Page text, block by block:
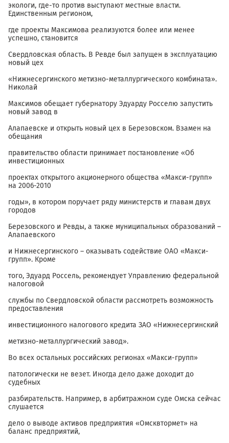
экологи, где-то против выступают местные власти.
Единственным регионом,
где проекты Максимова реализуются более или менее
успешно, становится
Свердловская область. В Ревде был запущен в эксплуатацию
новый цех
«Нижнесергинского метизно-металлургического комбината».
Николай
Максимов обещает губернатору Эдуарду Росселю запустить
новый завод в
Алапаевске и открыть новый цех в Березовском. Взамен на
обещания
правительство области принимает постановление «Об
инвестиционных
проектах открытого акционерного общества «Макси-групп»
на 2006-2010
годы», в котором поручает ряду министерств и главам двух
городов
Березовского и Ревды, а также муниципальных образований –
Алапаевского
и Нижнесергинского – оказывать содействие ОАО «Макси-
групп». Кроме
того, Эдуард Россель, рекомендует Управлению федеральной
налоговой
службы по Свердловской области рассмотреть возможность
предоставления
инвестиционного налогового кредита ЗАО «Нижнесергинский
метизно-металлургический завод».
Во всех остальных российских регионах «Макси-групп»
патологически не везет. Иногда дело даже доходит до
судебных
разбирательств. Например, в арбитражном суде Омска сейчас
слушается
дело о выводе активов предприятия «Омсквтормет» на
баланс предприятий,